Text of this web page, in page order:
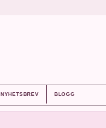
NYHETSBREV BLOGG